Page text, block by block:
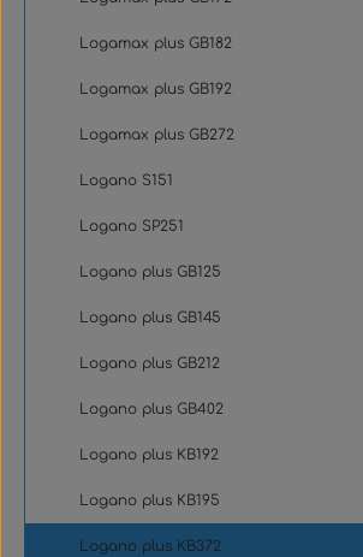
Logamax plus GB182
Logamax plus GB192
Logamax plus GB272
Logano S151
Logano SP251
Logano plus GB125
Logano plus GB145
Logano plus GB212
Logano plus GB402
Logano plus KB192
Logano plus KB195
Logano plus KB372